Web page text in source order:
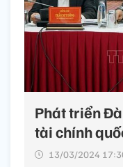
Phát triển
tài chính
13/03/2024